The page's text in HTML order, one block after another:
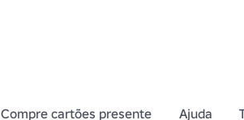
Compre cartões presente Ajuda